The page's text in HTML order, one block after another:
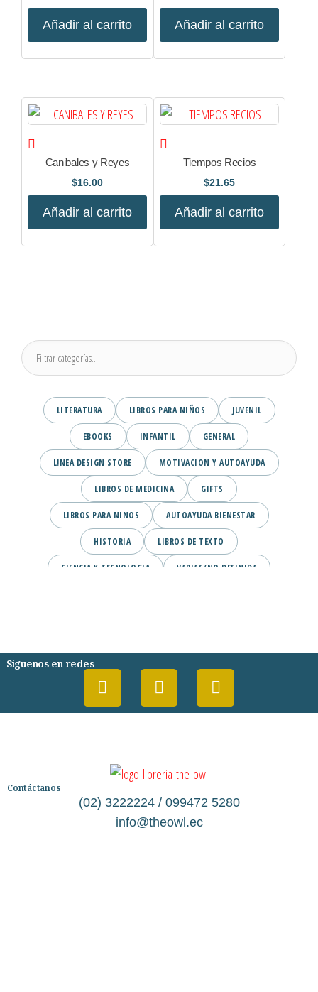
Añadir al carrito Añadir al carrito
Canibales y Reyes
$16.00
Añadir al carrito
Tiempos Recios
$21.65
Añadir al carrito
LITERATURA LIBROS PARA NIÑOS JUVENIL
EBOOKS INFANTIL GENERAL
L!NEA DESIGN STORE MOTIVACION Y AUTOAYUDA
LIBROS DE MEDICINA GIFTS
LIBROS PARA NINOS AUTOAYUDA BIENESTAR
HISTORIA LIBROS DE TEXTO
CIENCIA Y TECNOLOGIA VARIAS/NO DEFINIDA
Síguenos en redes
Contáctanos
(02) 3222224 / 099472 5280
info@theowl.ec